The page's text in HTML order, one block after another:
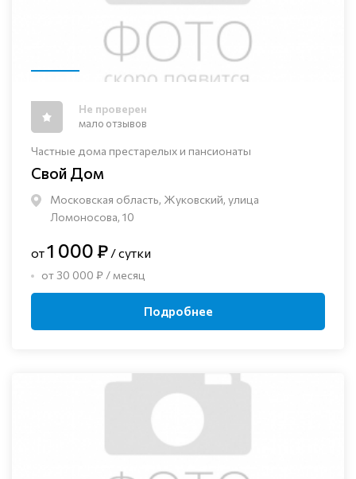
Частные дома престарелых и пансионаты
Свой Дом
Московская область, Жуковский, улица
Ломоносова, 10
Не проверен
мало отзывов
от1 000 ₽ / сутки
от 30 000 ₽ / месяц
Подробнее